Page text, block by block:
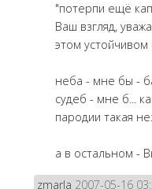
"потерпи ещё
Ваш взгляд,
этом устойчивом
неба - мне бы -
судеб - мне б...
пародии такая
а в остальном -
zmarla 2007-05-16